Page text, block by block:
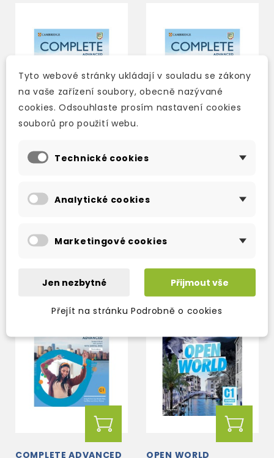
STUDENT'S PACK
1 080 Kč 918 Kč
STUDENT'S BOOK
WITHOUT ANSWERS
COMPLETE ADVANCED
OPEN WORLD
Tyto webové stránky ukládají v souladu se zákony
na vaše zařízení soubory, obecně nazývané
cookies. Odsouhlaste prosím nastavení cookies
souborů pro použití webu.
Technické cookies
Analytické cookies
Marketingové cookies
Jen nezbytné Přijmout vše
Přejít na stránku Podrobně o cookies